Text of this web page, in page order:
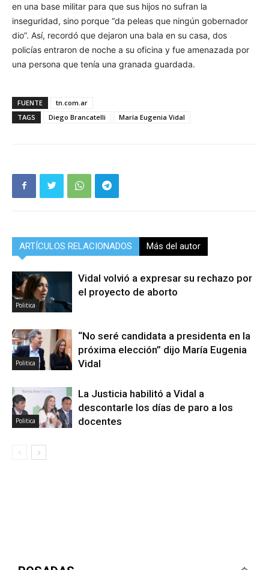
en una base militar para que sus hijos no sufran la
inseguridad, sino porque “da peleas que ningún gobernador
dio”. Así, recordó que dejaron una bala en su casa, dos
policías entraron de noche a su oficina y fue amenazada por
una persona que tenía una granada guardada.
FUENTE
tn.com.ar
TAGS
Diego Brancatelli María Eugenia Vidal
ARTÍCULOS RELACIONADOS Más del autor
Politica
Vidal volvió a expresar su rechazo por
el proyecto de aborto
Politica
“No seré candidata a presidenta en la
próxima elección” dijo María Eugenia
Vidal
Politica
La Justicia habilitó a Vidal a
descontarle los días de paro a los
docentes